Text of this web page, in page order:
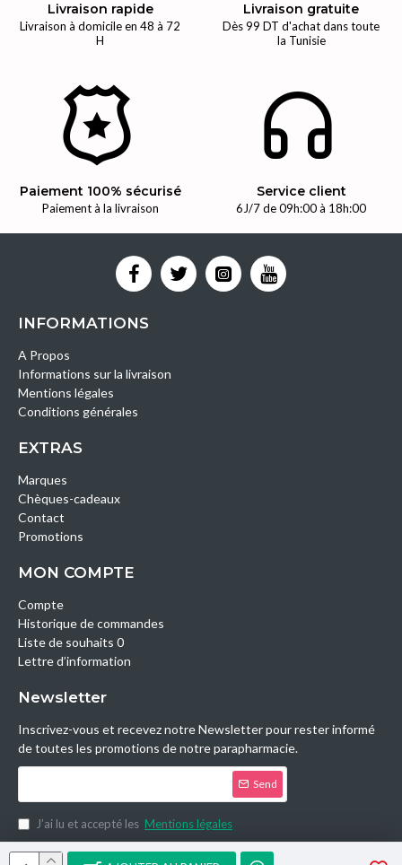
Livraison rapide
Livraison à domicile en 48 à 72
H
Livraison gratuite
Dès 99 DT d'achat dans toute
la Tunisie
Paiement 100% sécurisé
Paiement à la livraison
Service client
6J/7 de 09h:00 à 18h:00
INFORMATIONS
A Propos
Informations sur la livraison
Mentions légales
Conditions générales
EXTRAS
Marques
Chèques-cadeaux
Contact
Promotions
MON COMPTE
Compte
Historique de commandes
Liste de souhaits 0
Lettre d’information
Newsletter
Inscrivez-vous et recevez notre Newsletter pour rester informé
de toutes les promotions de notre parapharmacie.
Send
J’ai lu et accepté les Mentions légales
Copyright © 2014, Parashop.tn, All Rights Reserved.